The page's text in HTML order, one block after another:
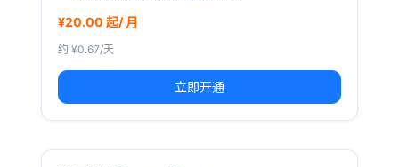
¥20.00 起/ 月
约 ¥0.67/天
立即开通